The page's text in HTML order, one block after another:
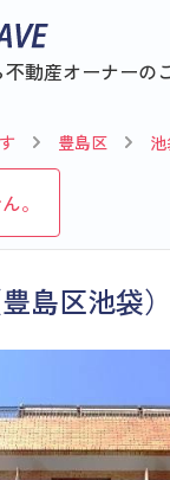
不動産オーナーの
豊島区
。
島区池袋